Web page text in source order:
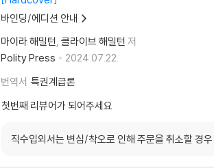
바인딩/에디션 안내
마이라 해밀턴 클라이브 해밀턴 저
Polity Press
2024.07.22.
번역서 특권계급론
첫번째 리뷰어가 되어주세요
직수입외서는 변심/착오로 인해 주문을 취소할 경우